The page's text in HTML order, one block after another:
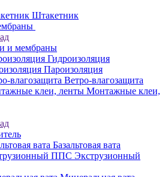
Штакетник
и мембраны
Гидроизоляция
Пароизоляция
Ветро-влагозащита
Монтажные клеи,
Базальтовая вата
Экструзионный